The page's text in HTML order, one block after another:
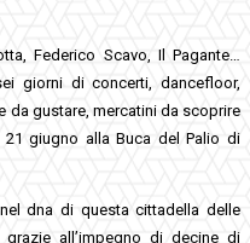
Federico Scavo, Il Pagante…
giorni di concerti, dancefloor,
da gustare, mercatini da scoprire
giugno alla Buca del Palio di
dna di questa cittadella delle
all’impegno di decine di